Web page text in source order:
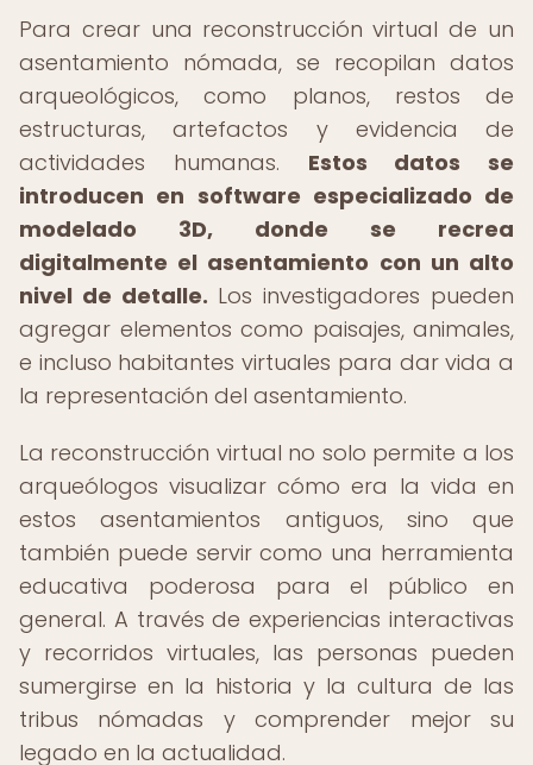
Para crear una reconstrucción virtual de un
asentamiento nómada, se recopilan datos
arqueológicos, como planos, restos de
estructuras, artefactos y evidencia de
actividades humanas. Estos datos se
introducen en software especializado de
modelado 3D, donde se recrea
digitalmente el asentamiento con un alto
nivel de detalle. Los investigadores pueden
agregar elementos como paisajes, animales,
e incluso habitantes virtuales para dar vida a
la representación del asentamiento.
La reconstrucción virtual no solo permite a los
arqueólogos visualizar cómo era la vida en
estos asentamientos antiguos, sino que
también puede servir como una herramienta
educativa poderosa para el público en
general. A través de experiencias interactivas
y recorridos virtuales, las personas pueden
sumergirse en la historia y la cultura de las
tribus nómadas y comprender mejor su
legado en la actualidad.